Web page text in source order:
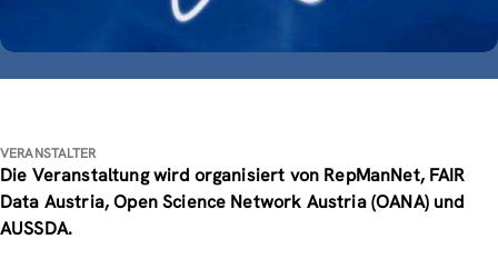
VERANSTALTER
Die Veranstaltung wird organisiert von RepManNet, FAIR
Data Austria, Open Science Network Austria (OANA) und
AUSSDA.